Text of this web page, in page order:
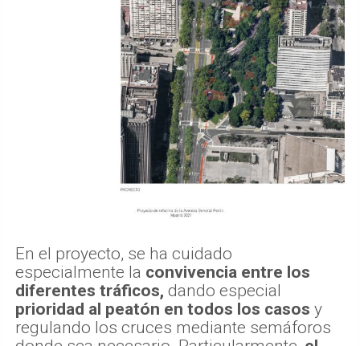
En el proyecto, se ha cuidado
especialmente la convivencia entre los
diferentes tráficos, dando especial
prioridad al peatón en todos los casos y
regulando los cruces mediante semáforos